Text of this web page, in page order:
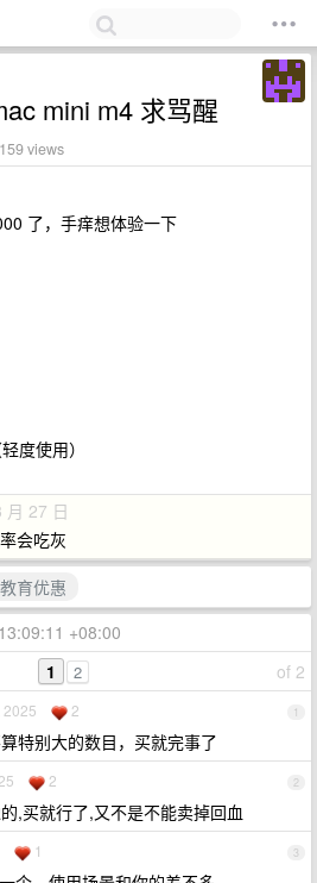
mini m4 求骂醒
views
了，手痒想体验一下
度使用）
27 日
会吃灰
教育优惠
+08:00
of 2
1 2
1
2025 2
特别大的数目，买就完事了
2
2
,买就行了,又不是不能卖掉回血
3
1